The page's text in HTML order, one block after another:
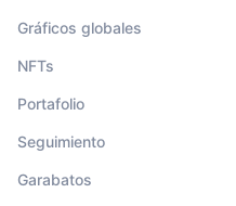
Gráficos globales
NFTs
Portafolio
Seguimiento
Garabatos